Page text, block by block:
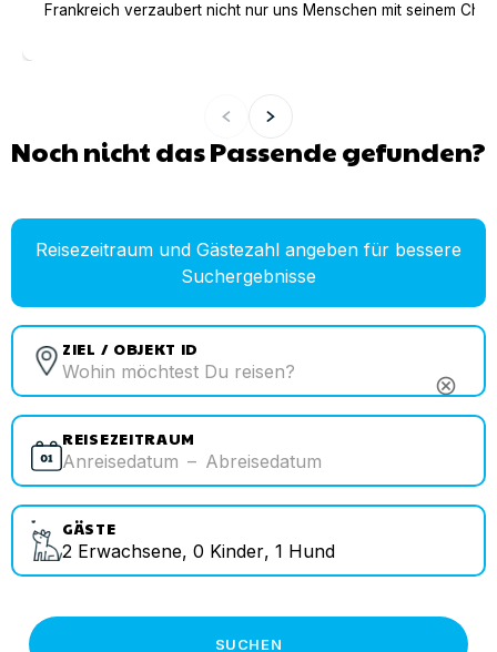
Frankreich verzaubert nicht nur uns Menschen mit seinem
Noch nicht das Passende gefunden?
Reisezeitraum und Gästezahl angeben für bessere
Suchergebnisse
ZIEL / OBJEKT ID
cancel
REISEZEITRAUM
Anreisedatum – Abreisedatum
GÄSTE
2 Erwachsene, 0 Kinder, 1 Hund
SUCHEN